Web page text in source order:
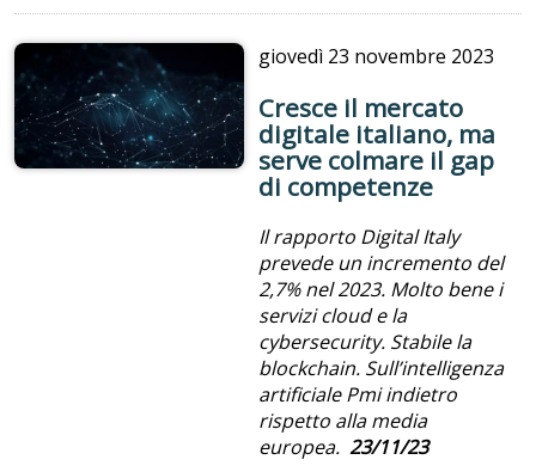
giovedì 23 novembre 2023
Cresce il mercato
digitale italiano, ma
serve colmare il gap
di competenze
Il rapporto Digital Italy
prevede un incremento del
2,7% nel 2023. Molto bene i
servizi cloud e la
cybersecurity. Stabile la
blockchain. Sull’intelligenza
artificiale Pmi indietro
rispetto alla media
europea. 23/11/23